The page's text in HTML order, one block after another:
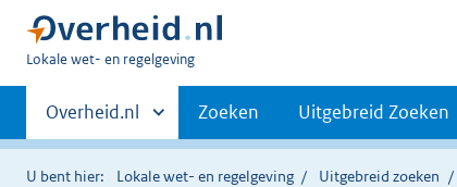
U
hier:
Lokale wet- en regelgeving
Primaire
navigatie
Andere
sites
binnen
Overheid.nl Zoeken Uitgebreid Zoeken
U bent hier: Lokale wet- en regelgeving Uitgebreid zoeken